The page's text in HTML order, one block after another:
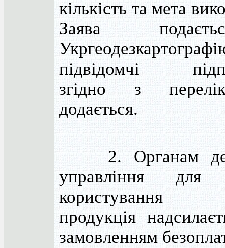
кількість та мета
Заява
підвідомчі
згідно з
додається.
2. Органам
управління для
користування
продукція
замовленням